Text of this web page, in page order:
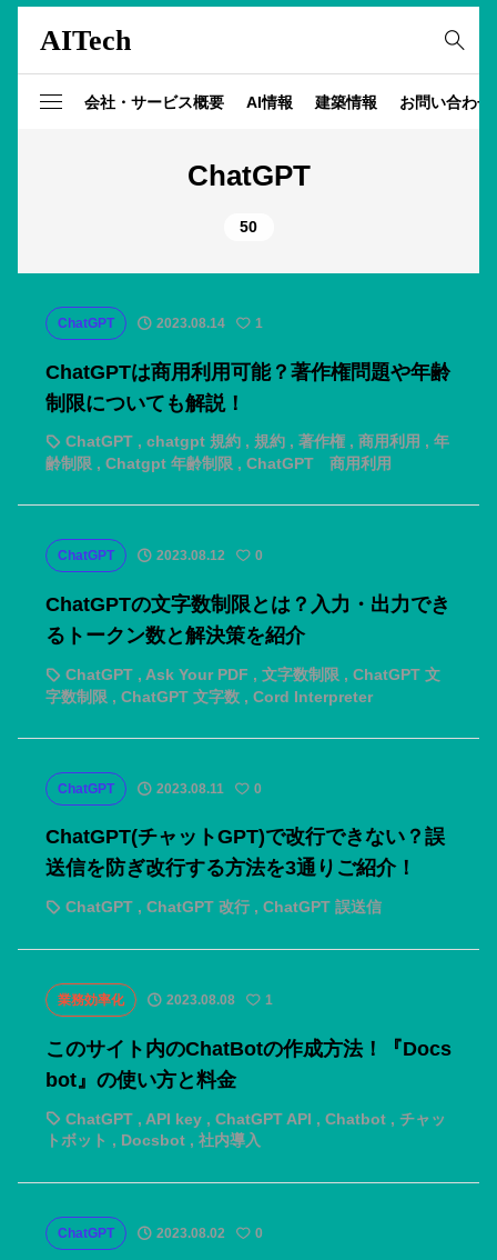
AITech
会社・サービス概要 AI情報 建築情報 お問い合わせ
ChatGPT
50
ChatGPT 2023.08.14 1
ChatGPTは商用利用可能？著作権問題や年齢
制限についても解説！
ChatGPT , chatgpt 規約 , 規約 , 著作権 , 商用利用 , 年
齢制限 , Chatgpt 年齢制限 , ChatGPT 商用利用
ChatGPT 2023.08.12 0
ChatGPTの文字数制限とは？入力・出力でき
るトークン数と解決策を紹介
ChatGPT , Ask Your PDF , 文字数制限 , ChatGPT 文
字数制限 , ChatGPT 文字数 , Cord Interpreter
ChatGPT 2023.08.11 0
ChatGPT(チャットGPT)で改行できない？誤
送信を防ぎ改行する方法を3通りご紹介！
ChatGPT , ChatGPT 改行 , ChatGPT 誤送信
業務効率化 2023.08.08 1
このサイト内のChatBotの作成方法！『Docs
bot』の使い方と料金
ChatGPT , API key , ChatGPT API , Chatbot , チャッ
トボット , Docsbot , 社内導入
ChatGPT 2023.08.02 0